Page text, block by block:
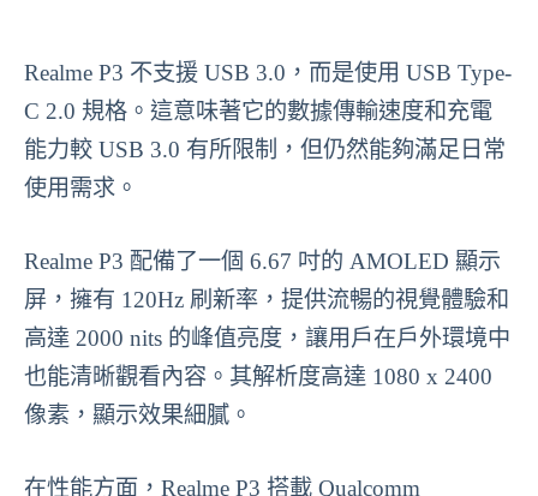
Realme P3 不支援 USB 3.0，而是使用 USB Type-
C 2.0 規格。這意味著它的數據傳輸速度和充電
能力較 USB 3.0 有所限制，但仍然能夠滿足日常
使用需求。
Realme P3 配備了一個 6.67 吋的 AMOLED 顯示
屏，擁有 120Hz 刷新率，提供流暢的視覺體驗和
高達 2000 nits 的峰值亮度，讓用戶在戶外環境中
也能清晰觀看內容。其解析度高達 1080 x 2400
像素，顯示效果細膩。
在性能方面，Realme P3 搭載 Qualcomm